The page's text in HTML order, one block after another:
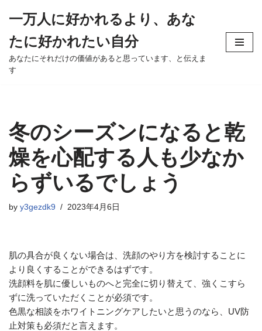
to
content
一万人に好かれるより、あな
たに好かれたい自分
あなたにそれだけの価値があると思っています、と伝えま
す
冬のシーズンになると乾
燥を心配する人も少なか
らずいるでしょう
by y3gezdk9 2023年4月6日
肌の具合が良くない場合は、洗顔のやり方を検討することに
より良くすることができるはずです。
洗顔料を肌に優しいものへと完全に切り替えて、強くこすら
ずに洗っていただくことが必須です。
色黒な相談をホワイトニングケアしたいと思うのなら、UV防
止対策も必須だと言えます。